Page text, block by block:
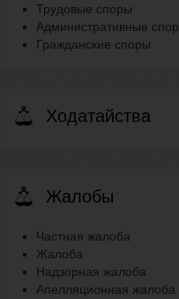
Трудовые споры
Административные
Гражданские споры
Ходатайства
Жалобы
Частная жалоба
Жалоба
Надзорная жалоба
Апелляционная жалоба